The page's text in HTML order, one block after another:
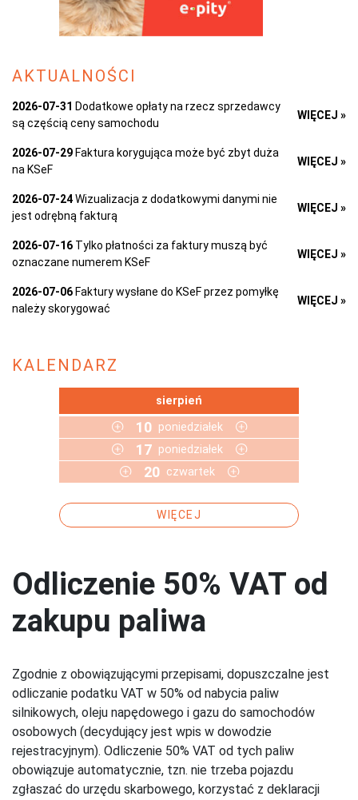
AKTUALNOŚCI
2026-07-31 Dodatkowe opłaty na rzecz sprzedawcy
są częścią ceny samochodu
WIĘCEJ »
2026-07-29 Faktura korygująca może być zbyt duża
na KSeF
WIĘCEJ »
2026-07-24Wizualizacja z dodatkowymi danymi nie
jest odrębną fakturą
WIĘCEJ »
2026-07-16 Tylko płatności za faktury muszą być
oznaczane numerem KSeF
WIĘCEJ »
2026-07-06 Faktury wysłane do KSeF przez pomyłkę
należy skorygować
WIĘCEJ »
KALENDARZ
sierpień
10 poniedziałek
17 poniedziałek
20 czwartek
WIĘCEJ
Odliczenie 50% VAT od
zakupu paliwa
Zgodnie z obowiązującymi przepisami, dopuszczalne jest
odliczanie podatku VAT w 50% od nabycia paliw
silnikowych, oleju napędowego i gazu do samochodów
osobowych (decydujący jest wpis w dowodzie
rejestracyjnym). Odliczenie 50% VAT od tych paliw
obowiązuje automatycznie, tzn. nie trzeba pojazdu
zgłaszać do urzędu skarbowego, korzystać z deklaracji